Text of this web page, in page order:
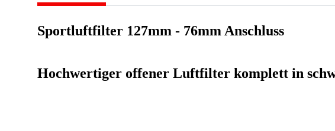
Sportluftfilter 127mm - 76mm Anschluss
Hochwertiger offener Luftfilter komplett in